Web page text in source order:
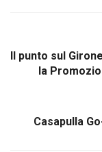
Il punto sul
la
Casapulla